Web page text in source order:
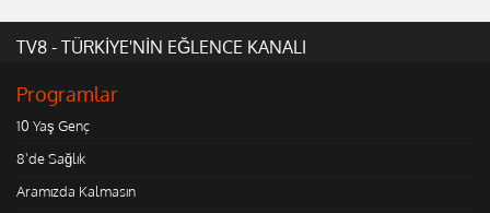
TV8 - TÜRKİYE'NİN EĞLENCE KANALI
Programlar
10 Yaş Genç
8'de Sağlık
Aramızda Kalmasın